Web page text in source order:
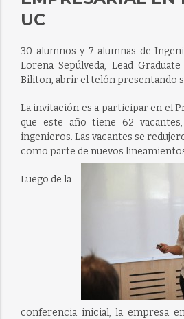
UC
30 alumnos y 7 alumnas de
Lorena Sepúlveda, Lead
Biliton, abrir el telón presentando
La invitación es a participar en el
que este año tiene 62
ingenieros. Las vacantes se
como parte de nuevos
Luego de la
conferencia inicial, la empresa